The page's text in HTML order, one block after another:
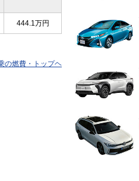
444.1万円
の燃費・トップヘ